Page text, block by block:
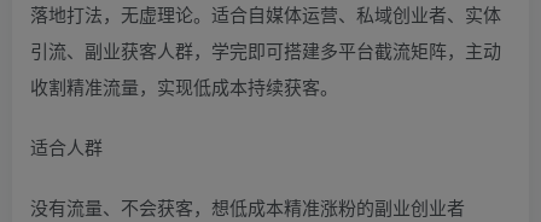
落地打法，无虚理论。适合自媒体运营、私域创业者、实体
引流、副业获客人群，学完即可搭建多平台截流矩阵，主动
收割精准流量，实现低成本持续获客。
适合人群
没有流量、不会获客，想低成本精准涨粉的副业创业者